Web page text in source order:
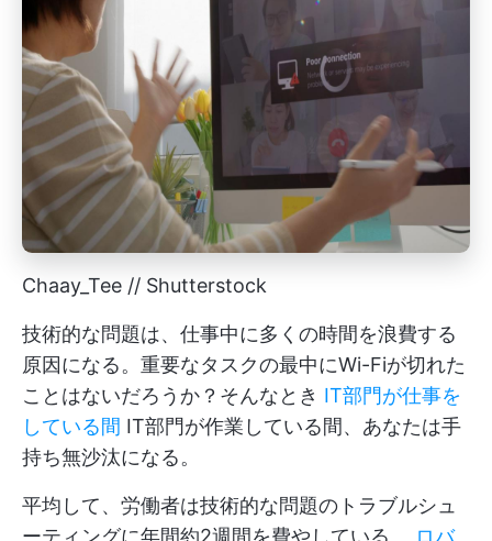
Chaay_Tee // Shutterstock
技術的な問題は、仕事中に多くの時間を浪費する
原因になる。重要なタスクの最中にWi-Fiが切れた
ことはないだろうか？そんなとき IT部門が仕事を
している間 IT部門が作業している間、あなたは手
持ち無沙汰になる。
平均して、労働者は技術的な問題のトラブルシュ